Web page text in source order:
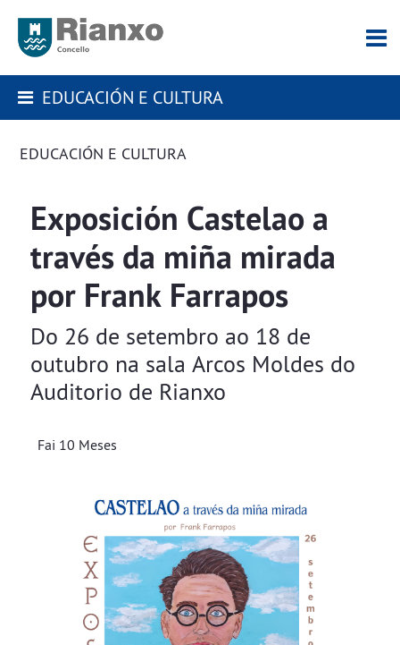
EDUCACIÓN E CULTURA
EDUCACIÓN E CULTURA
Exposición Castelao a
través da miña mirada
por Frank Farrapos
Do 26 de setembro ao 18 de
outubro na sala Arcos Moldes do
Auditorio de Rianxo
Fai 10 Meses